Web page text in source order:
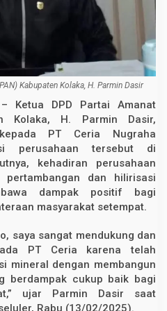
Kabupaten Kolaka, H. Parmin Dasir
– Ketua DPD Partai Amanat
Kolaka, H. Parmin Dasir,
PT Ceria Nugraha
perusahaan tersebut di
kehadiran perusahaan
dan hilirisasi
dampak positif bagi
masyarakat setempat.
saya sangat mendukung dan
PT Ceria karena telah
mineral dengan membangun
berdampak cukup baik bagi
ujar Parmin Dasir saat